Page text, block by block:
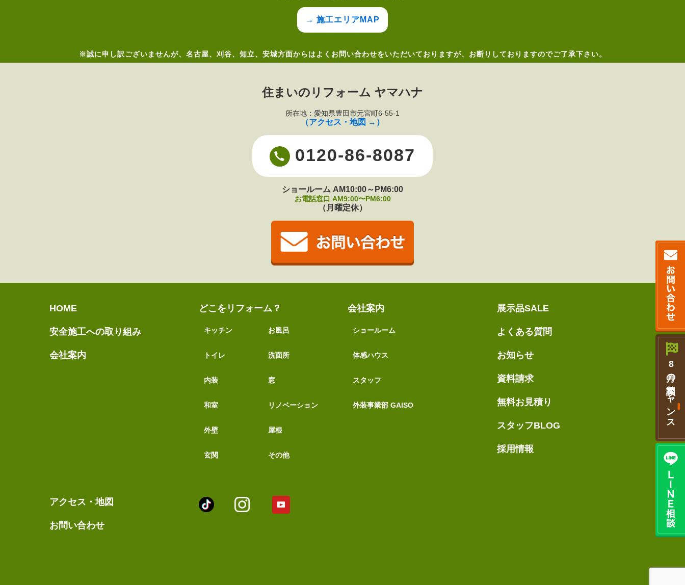
→ 施工エリアMAP
※誠に申し訳ございませんが、名古屋、刈谷、知立、安城方面からはよくお問い合わせをいただいておりますが、お断りしておりますのでご了承下さい。
住まいのリフォーム ヤマハナ
所在地：愛知県豊田市元宮町6-55-1
（アクセス・地図 →）
0120-86-8087
ショールーム AM10:00～PM6:00
お電話窓口 AM9:00〜PM6:00
（月曜定休）
HOME
安全施工への取り組み
会社案内
どこをリフォーム？
キッチン お風呂
トイレ 洗面所
内装 窓
和室 リノベーション
外壁 屋根
玄関 その他
会社案内
ショールーム
体感ハウス
スタッフ
外装事業部 GAISO
展示品SALE
よくある質問
お知らせ
資料請求
無料お見積り
スタッフBLOG
採用情報
アクセス・地図
お問い合わせ
TikTok
ア
Instagram
ア
YouTubeアカウント
8
月の相談
チャンス